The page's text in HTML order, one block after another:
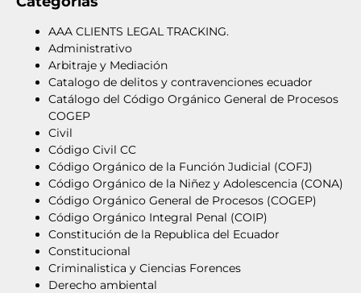
AAA CLIENTS LEGAL TRACKING.
Administrativo
Arbitraje y Mediación
Catalogo de delitos y contravenciones ecuador
Catálogo del Código Orgánico General de Procesos
COGEP
Civil
Código Civil CC
Código Orgánico de la Función Judicial (COFJ)
Código Orgánico de la Niñez y Adolescencia (CONA)
Código Orgánico General de Procesos (COGEP)
Código Orgánico Integral Penal (COIP)
Constitución de la Republica del Ecuador
Constitucional
Criminalistica y Ciencias Forences
Derecho ambiental